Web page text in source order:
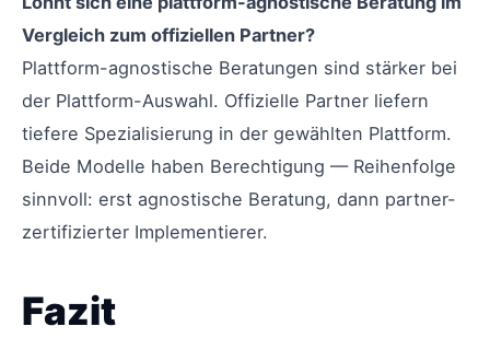
Vergleich zum offiziellen Partner?
Plattform-agnostische Beratungen sind stärker bei
der Plattform-Auswahl. Offizielle Partner liefern
tiefere Spezialisierung in der gewählten Plattform.
Beide Modelle haben Berechtigung — Reihenfolge
sinnvoll: erst agnostische Beratung, dann partner-
zertifizierter Implementierer.
Fazit